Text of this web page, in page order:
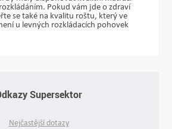
Pokud vám jde o zdraví
se také na kvalitu roštu, který ve
u levných rozkládacích pohovek
Supersektor
Nejčastější dotazy